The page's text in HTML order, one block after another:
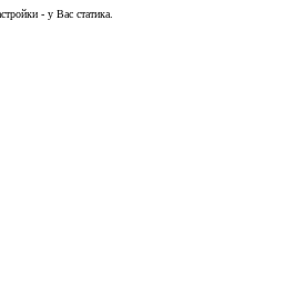
- у Вас статика.